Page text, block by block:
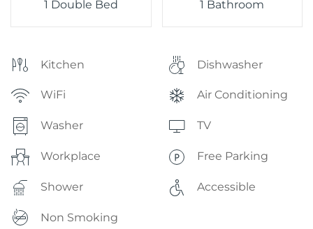
1 Double Bed 1 Bathroom
Kitchen Dishwasher
WiFi Air Conditioning
Washer TV
Workplace Free Parking
Shower Accessible
Non Smoking